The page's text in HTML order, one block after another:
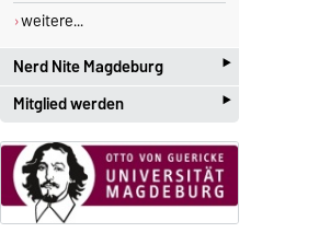
weitere...
Nerd Nite Magdeburg
‣
It's like the Discovery Channel -
withbeer!
Offizielle Webseite:
magdeburg.nerdnite.com
Mitglied werden ‣
Studenten und Akademiker
mit großen Interesse an der
angewandten Mathematik
sind herzlich willkommen! Die